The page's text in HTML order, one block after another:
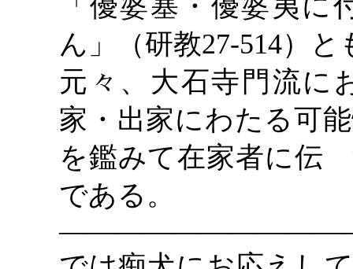
「優婆塞・優婆夷
ん」（研教27-514）
元々、大石寺門流
家・出家にわたる可
を鑑みて在家者に伝
である。